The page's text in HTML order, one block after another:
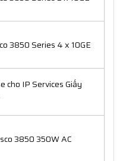
3850 Series 4 x 10GE
cho IP Services Giấy
3850 350W AC